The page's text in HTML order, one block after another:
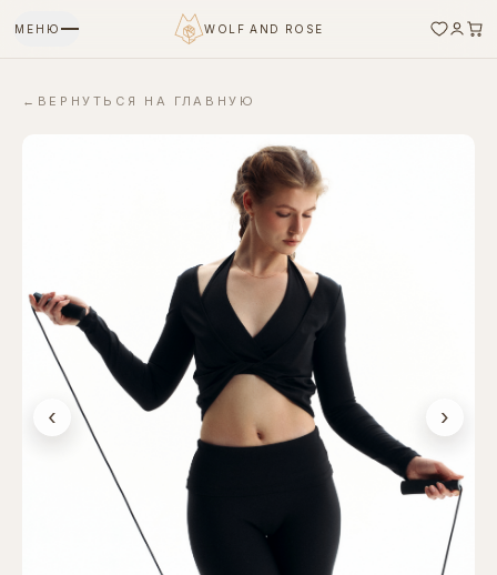
МЕНЮ WOLF AND ROSE
← ВЕРНУТЬСЯ НА ГЛАВНУЮ
‹ ›